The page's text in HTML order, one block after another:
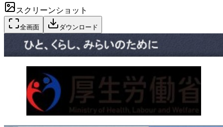
スクリーンショット
全画面 ダウンロード